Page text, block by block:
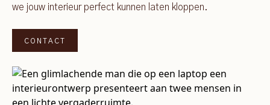
we jouw interieur perfect kunnen laten kloppen.
CONTACT